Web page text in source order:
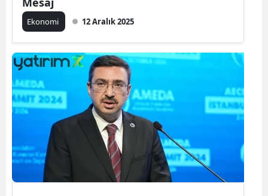
Ekonomi 12 Aralık 2025